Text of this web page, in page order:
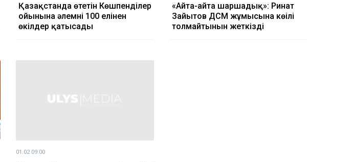
Қазақстанда өтетін Көшпенділер
ойынына әлемнің 100 елінен
өкілдер қатысады
«Айта-айта шаршадық»: Ринат
Зайытов ДСМ жұмысына көңілі
толмайтынын жеткізді
01.02 09:00